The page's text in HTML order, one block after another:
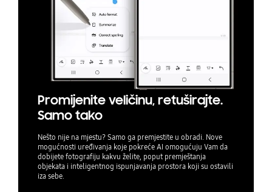
Promijenite veličinu, retuširajte.
Samo tako
Nešto nije na mjestu? Samo ga premjestite u obradi. Nove
mogućnosti uređivanja koje pokreće AI omogućuju Vam da
dobijete fotografiju kakvu želite, poput premještanja
objekata i inteligentnog ispunjavanja prostora koji su ostavili
iza sebe.